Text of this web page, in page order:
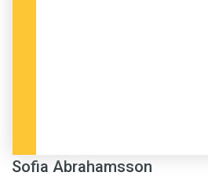
Sofia Abrahamsson